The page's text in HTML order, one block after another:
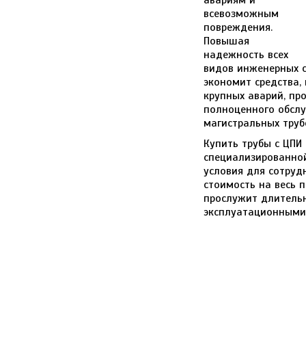
всевозможным
повреждения.
Повышая
надежность всех
видов инженерных
экономит
крупных аварий,
полноценного
магистральных
Купить трубы с
условия для
стоимость на весь
прослужит